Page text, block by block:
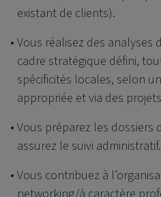
existant de clients).
Vous réalisez des analyses
cadre stratégique défini,
spécificités locales, selon
appropriée et via des
Vous préparez les dossiers
assurez le suivi administratif.
Vous contribuez à